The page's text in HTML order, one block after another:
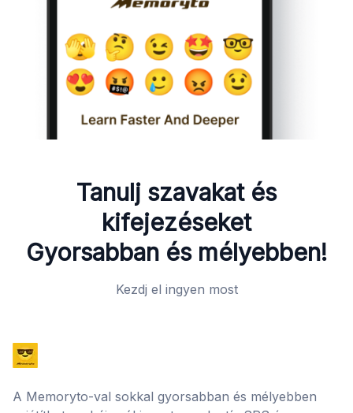
Tanulj szavakat és
kifejezéseket
Gyorsabban és mélyebben!
Kezdj el ingyen most
A Memoryto-val sokkal gyorsabban és mélyebben